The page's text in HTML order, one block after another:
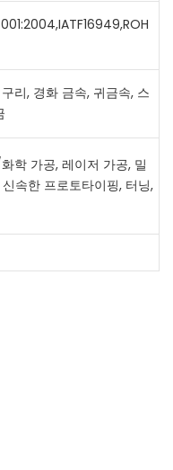
리, 경화 금속, 귀금속, 스
학 가공, 레이저 가공, 밀
속한 프로토타이핑, 터닝,